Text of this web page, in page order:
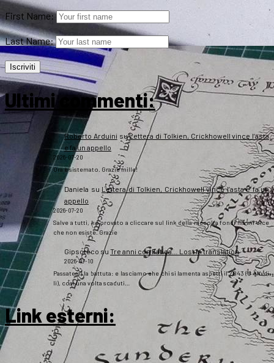
First Name:
Last Name:
Ultimi commenti:
Roberto Arduini suLettera di Tolkien, Crickhowell vince l’asta
e fa un appello
2026-07-20
Ora è sistemato. Grazie mille!
Daniela su Lettera di Tolkien, Crickhowell vince l’asta e fa un
appello
2026-07-20
Salve a tutti, ho provato a cliccare sul link della raccolta fondi ma mi dice
che non esiste. Grazie
Gipsoteco su Tre anni con Fatica… Lost in translation
2026-07-10
Passatemi la battuta: e lasciamo che chi si lamenta aspetti il 2043 (o giù di
lì), così una volta scaduti…
Link esterni: